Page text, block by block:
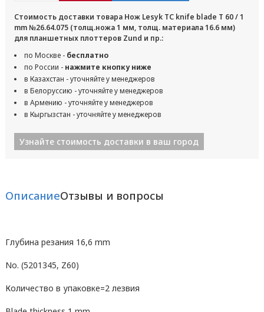
Стоимость доставки товара Нож Lesyk TC knife blade T 60 / 1
mm №26.64.075 (толщ.ножа 1 мм, толщ. материала 16.6 мм)
для планшетных плоттеров Zund и пр.:
по Москве - бесплатно
по России - нажмите кнопку ниже
в Казахстан - уточняйте у менеджеров
в Белоруссию - уточняйте у менеджеров
в Армению - уточняйте у менеджеров
в Кыргызстан - уточняйте у менеджеров
Узнайте стоимость доставки в ваш город
ОписаниеОтзывы и вопросы
Глубина резания 16,6 mm
No. (5201345, Z60)
Количество в упаковке=2 лезвия